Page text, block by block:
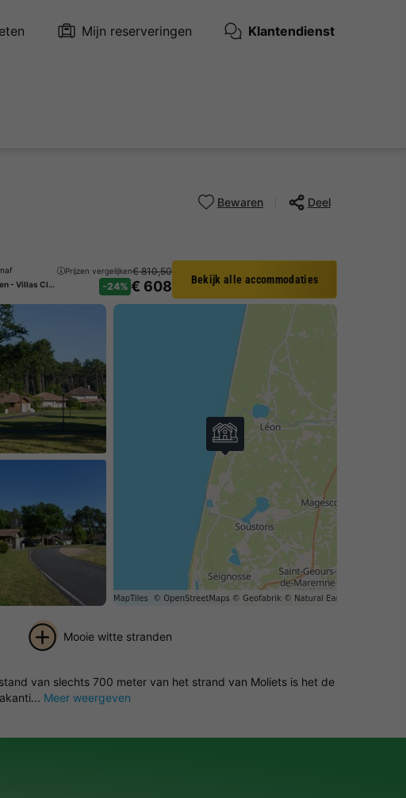
Mijn reserveringen Klantendienst
VAKANTIEHUIS 8 personen - Villas Club Royal La Prade
Prijzen vergelijken€ 810,50
-24% € 608 Bekijk alle accommodaties
Bewaren Deel
Mooie witte stranden
van slechts 700 meter van het strand van Moliets is het de
Meer weergeven